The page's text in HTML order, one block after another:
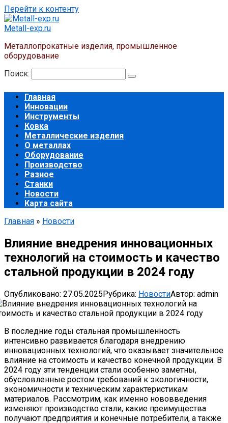
Перейти к контенту
Metall-exp.ru
Металлопрокатные изделия, промышленное
оборудование
Поиск:
Главная
Инновации
Инструменты
Ковка
Металлические изделия
О металлах
Оборудование
Производство
Разное
Станки
Новости
Карта сайта
Главная » Новости
Влияние внедрения инновационных
технологий на стоимость и качество
стальной продукции в 2024 году
Опубликовано: 27.05.2025Рубрика: НовостиАвтор: admin
В последние годы стальная промышленность
интенсивно развивается благодаря внедрению
инновационных технологий, что оказывает значительное
влияние на стоимость и качество конечной продукции. В
2024 году эти тенденции стали особенно заметны,
обусловленные ростом требований к экологичности,
экономичности и техническим характеристикам
материалов. Рассмотрим, как именно нововведения
изменяют производство стали, какие преимущества
получают предприятия и конечные потребители, а также